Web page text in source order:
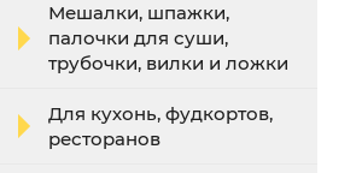
Мешалки, шпажки,
палочки для суши,
трубочки, вилки и ложки
Для кухонь, фудкортов,
ресторанов